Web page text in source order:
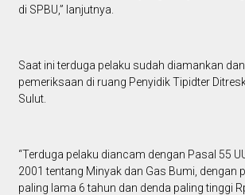
di SPBU,” lanjutnya.
Saat ini terduga pelaku sudah diamankan
pemeriksaan di ruang Penyidik Tipidter
Sulut.
“Terduga pelaku diancam dengan Pasal 55
2001 tentang Minyak dan Gas Bumi, dengan
paling lama 6 tahun dan denda paling tinggi